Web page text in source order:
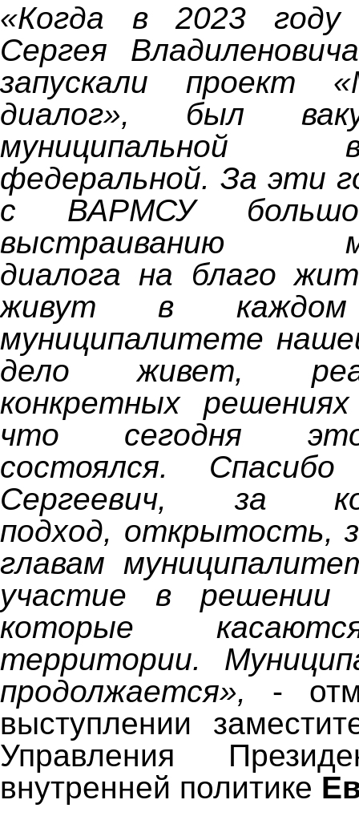
«Когда в 2023 году
Сергея
запускали проект
диалог», был
федеральной. За эти
с ВАРМСУ
выстраиванию
диалога на благо
живут в каждом
муниципалитете
дело живет,
конкретных
что сегодня
состоялся.
Сергеевич, за
подход, открытость,
главам
участие в решении
которые
территории.
продолжается», -
выступлении
Управления
внутренней политике